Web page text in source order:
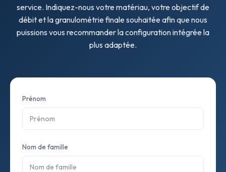
service. Indiquez-nous votre matériau, votre objectif de
débit et la granulométrie finale souhaitée afin que nous
puissions vous recommander la configuration intégrée la
plus adaptée.
Prénom
Nom de famille